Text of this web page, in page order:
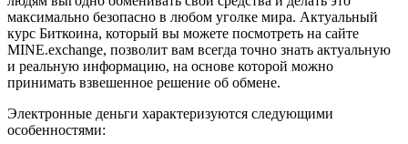
максимально безопасно в любом уголке мира. Актуальный
курс Биткоина, который вы можете посмотреть на сайте
MINE.exchange, позволит вам всегда точно знать актуальную
и реальную информацию, на основе которой можно
принимать взвешенное решение об обмене.
Электронные деньги характеризуются следующими
особенностями: